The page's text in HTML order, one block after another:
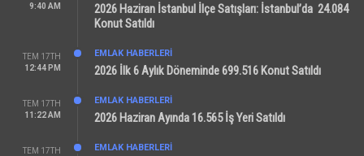
9:40 AM
2026 Haziran İstanbul İlçe Satışları: İstanbul’da 24.084
Konut Satıldı
TEM 17TH
12:44 PM
EMLAK HABERLERI
2026 İlk 6 Aylık Döneminde 699.516 Konut Satıldı
TEM 17TH
11:22 AM
EMLAK HABERLERI
2026 Haziran Ayında 16.565 İş Yeri Satıldı
TEM 17TH
EMLAK HABERLERI